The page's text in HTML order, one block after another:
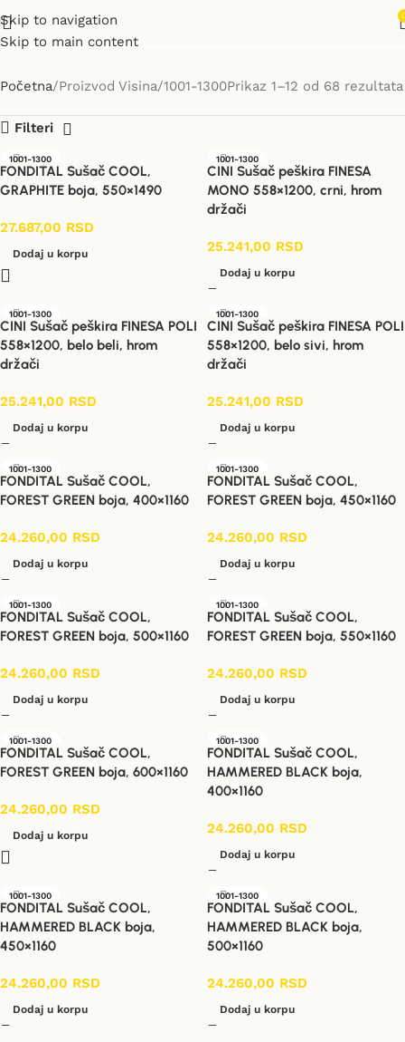
Skip to navigation
Skip to main content
1001-1300
Početna Proizvod Visina 1001-1300Prikaz 1–12 od 68 rezultata
Filteri
1001-1300
FONDITAL Sušač COOL,
GRAPHITE boja, 550×1490
27.687,00 RSD
Dodaj u korpu
1001-1300
CINI Sušač peškira FINESA
MONO 558×1200, crni, hrom
držači
25.241,00 RSD
Dodaj u korpu
1001-1300
CINI Sušač peškira FINESA POLI
558×1200, belo beli, hrom
držači
25.241,00 RSD
Dodaj u korpu
1001-1300
CINI Sušač peškira FINESA POLI
558×1200, belo sivi, hrom
držači
25.241,00 RSD
Dodaj u korpu
1001-1300
FONDITAL Sušač COOL,
FOREST GREEN boja, 400×1160
24.260,00 RSD
Dodaj u korpu
1001-1300
FONDITAL Sušač COOL,
FOREST GREEN boja, 450×1160
24.260,00 RSD
Dodaj u korpu
1001-1300
FONDITAL Sušač COOL,
FOREST GREEN boja, 500×1160
24.260,00 RSD
Dodaj u korpu
1001-1300
FONDITAL Sušač COOL,
FOREST GREEN boja, 550×1160
24.260,00 RSD
Dodaj u korpu
1001-1300
FONDITAL Sušač COOL,
FOREST GREEN boja, 600×1160
24.260,00 RSD
Dodaj u korpu
1001-1300
FONDITAL Sušač COOL,
HAMMERED BLACK boja,
400×1160
24.260,00 RSD
Dodaj u korpu
1001-1300
FONDITAL Sušač COOL,
HAMMERED BLACK boja,
450×1160
24.260,00 RSD
Dodaj u korpu
1001-1300
FONDITAL Sušač COOL,
HAMMERED BLACK boja,
500×1160
24.260,00 RSD
Dodaj u korpu